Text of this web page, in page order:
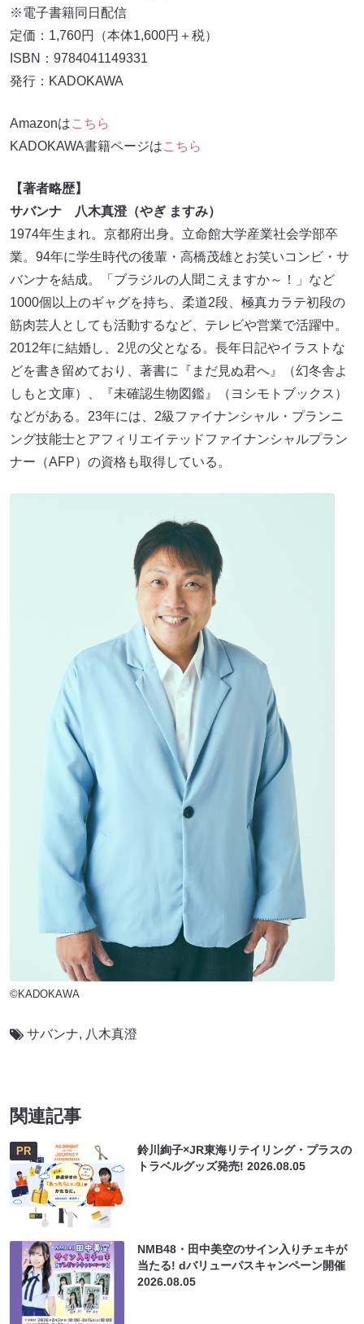
※電子書籍同日配信
定価：1,760円（本体1,600円＋税）
ISBN：9784041149331
発行：KADOKAWA
Amazonはこちら
KADOKAWA書籍ページはこちら
【著者略歴】
サバンナ 八木真澄（やぎ ますみ）
1974年生まれ。京都府出身。立命館大学産業社会学部卒
業。94年に学生時代の後輩・高橋茂雄とお笑いコンビ・サ
バンナを結成。「ブラジルの人聞こえますか～！」など
1000個以上のギャグを持ち、柔道2段、極真カラテ初段の
筋肉芸人としても活動するなど、テレビや営業で活躍中。
2012年に結婚し、2児の父となる。長年日記やイラストな
どを書き留めており、著書に『まだ見ぬ君へ』（幻冬舎よ
しもと文庫）、『未確認生物図鑑』（ヨシモトブックス）
などがある。23年には、2級ファイナンシャル・プランニ
ング技能士とアフィリエイテッドファイナンシャルプラン
ナー（AFP）の資格も取得している。
©KADOKAWA
サバンナ, 八木真澄
関連記事
PR
鈴川絢子×JR東海リテイリング・プラスの
トラベルグッズ発売!2026.08.05
NMB48・田中美空のサイン入りチェキが
当たる! dバリューパスキャンペーン開催
2026.08.05